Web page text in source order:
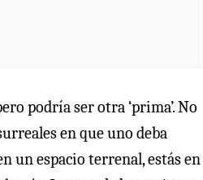
podría ser otra ‘prima’. No
en que uno deba
un espacio terrenal, estás en